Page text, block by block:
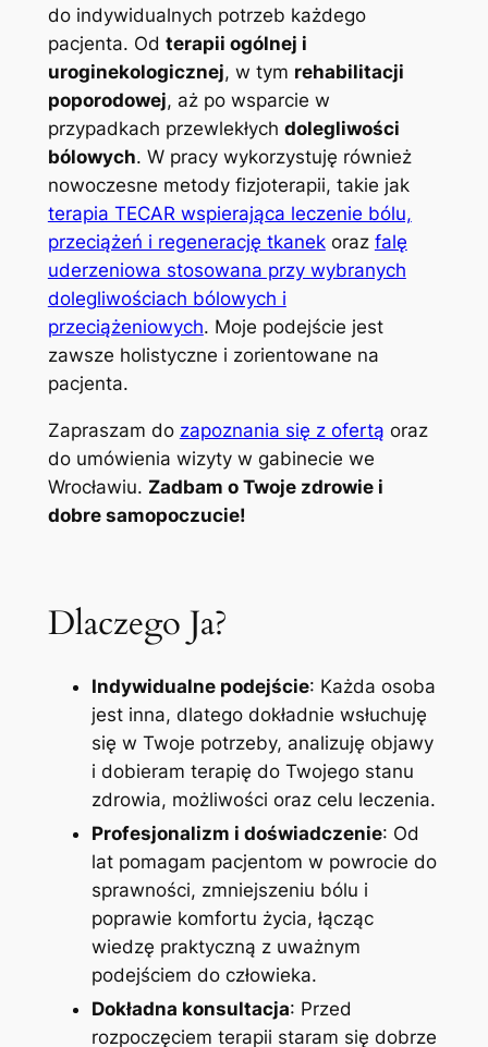
do indywidualnych potrzeb każdego
pacjenta. Od terapii ogólnej i
uroginekologicznej, w tym rehabilitacji
poporodowej, aż po wsparcie w
przypadkach przewlekłych dolegliwości
bólowych. W pracy wykorzystuję również
nowoczesne metody fizjoterapii, takie jak
terapia TECAR wspierająca leczenie bólu,
przeciążeń i regenerację tkanekoraz falę
uderzeniowa stosowana przy wybranych
dolegliwościach bólowych i
przeciążeniowych. Moje podejście jest
zawsze holistyczne i zorientowane na
pacjenta.
Zapraszam do zapoznania się z ofertą oraz
do umówienia wizyty w gabinecie we
Wrocławiu. Zadbam o Twoje zdrowie i
dobre samopoczucie!
Dlaczego Ja?
Indywidualne podejście: Każda osoba
jest inna, dlatego dokładnie wsłuchuję
się w Twoje potrzeby, analizuję objawy
i dobieram terapię do Twojego stanu
zdrowia, możliwości oraz celu leczenia.
Profesjonalizm i doświadczenie: Od
lat pomagam pacjentom w powrocie do
sprawności, zmniejszeniu bólu i
poprawie komfortu życia, łącząc
wiedzę praktyczną z uważnym
podejściem do człowieka.
Dokładna konsultacja: Przed
rozpoczęciem terapii staram się dobrze